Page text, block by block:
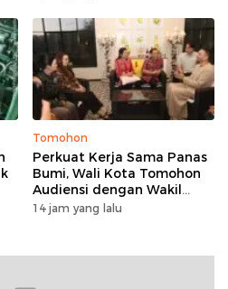
Tomohon
Perkuat Kerja Sama Panas
Bumi, Wali Kota Tomohon
Audiensi dengan Wakil
Dubes Selandia Baru
14 jam yang lalu